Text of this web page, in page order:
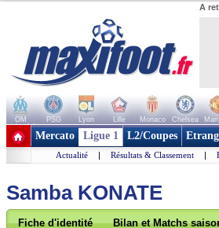
A
OM PSG Lyon Lille Monaco Chelsea
+ de clubs
Mercato Ligue 1 L2/Coupes
Actualité | Résultats & Classement |
Samba KONATE
Fiche d'identité Bilan et Matchs